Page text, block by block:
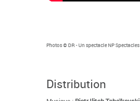
Photos © DR - Un spectacle NP Spectacles
Distribution